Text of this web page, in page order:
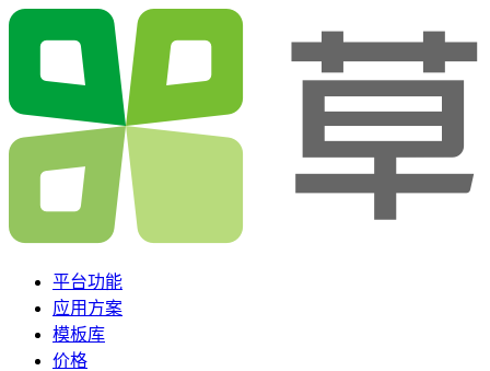
平台功能
应用方案
模板库
价格